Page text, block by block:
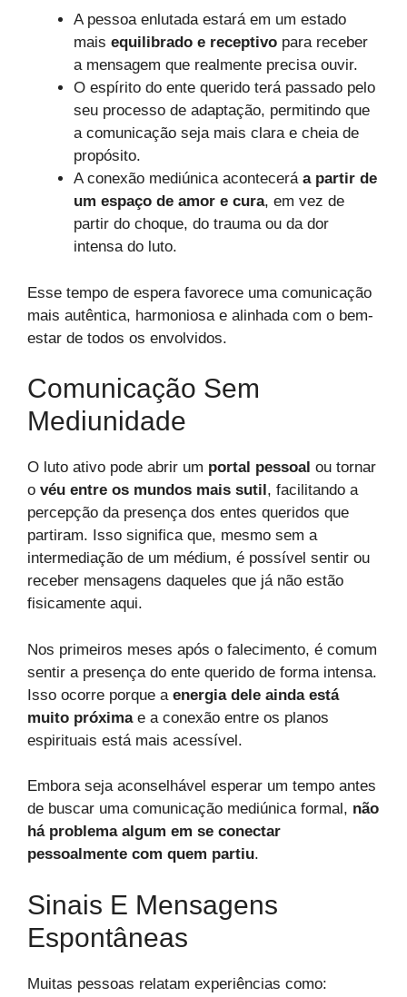
A pessoa enlutada estará em um estado
mais equilibrado e receptivo para receber
a mensagem que realmente precisa ouvir.
O espírito do ente querido terá passado pelo
seu processo de adaptação, permitindo que
a comunicação seja mais clara e cheia de
propósito.
A conexão mediúnica acontecerá a partir de
um espaço de amor e cura, em vez de
partir do choque, do trauma ou da dor
intensa do luto.
Esse tempo de espera favorece uma comunicação
mais autêntica, harmoniosa e alinhada com o bem-
estar de todos os envolvidos.
Comunicação Sem
Mediunidade
O luto ativo pode abrir um portal pessoal ou tornar
o véu entre os mundos mais sutil , facilitando a
percepção da presença dos entes queridos que
partiram. Isso significa que, mesmo sem a
intermediação de um médium, é possível sentir ou
receber mensagens daqueles que já não estão
fisicamente aqui.
Nos primeiros meses após o falecimento, é comum
sentir a presença do ente querido de forma intensa.
Isso ocorre porque a energia dele ainda está
muito próximae a conexão entre os planos
espirituais está mais acessível.
Embora seja aconselhável esperar um tempo antes
de buscar uma comunicação mediúnica formal, não
há problema algum em se conectar
pessoalmente com quem partiu.
Sinais E Mensagens
Espontâneas
Muitas pessoas relatam experiências como: